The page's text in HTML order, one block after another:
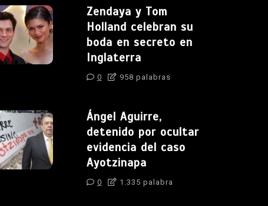
Zendaya y Tom
Holland celebran su
boda en secreto en
Inglaterra
0 958 palabras
Ángel Aguirre,
detenido por ocultar
evidencia del caso
Ayotzinapa
0 1.335 palabra